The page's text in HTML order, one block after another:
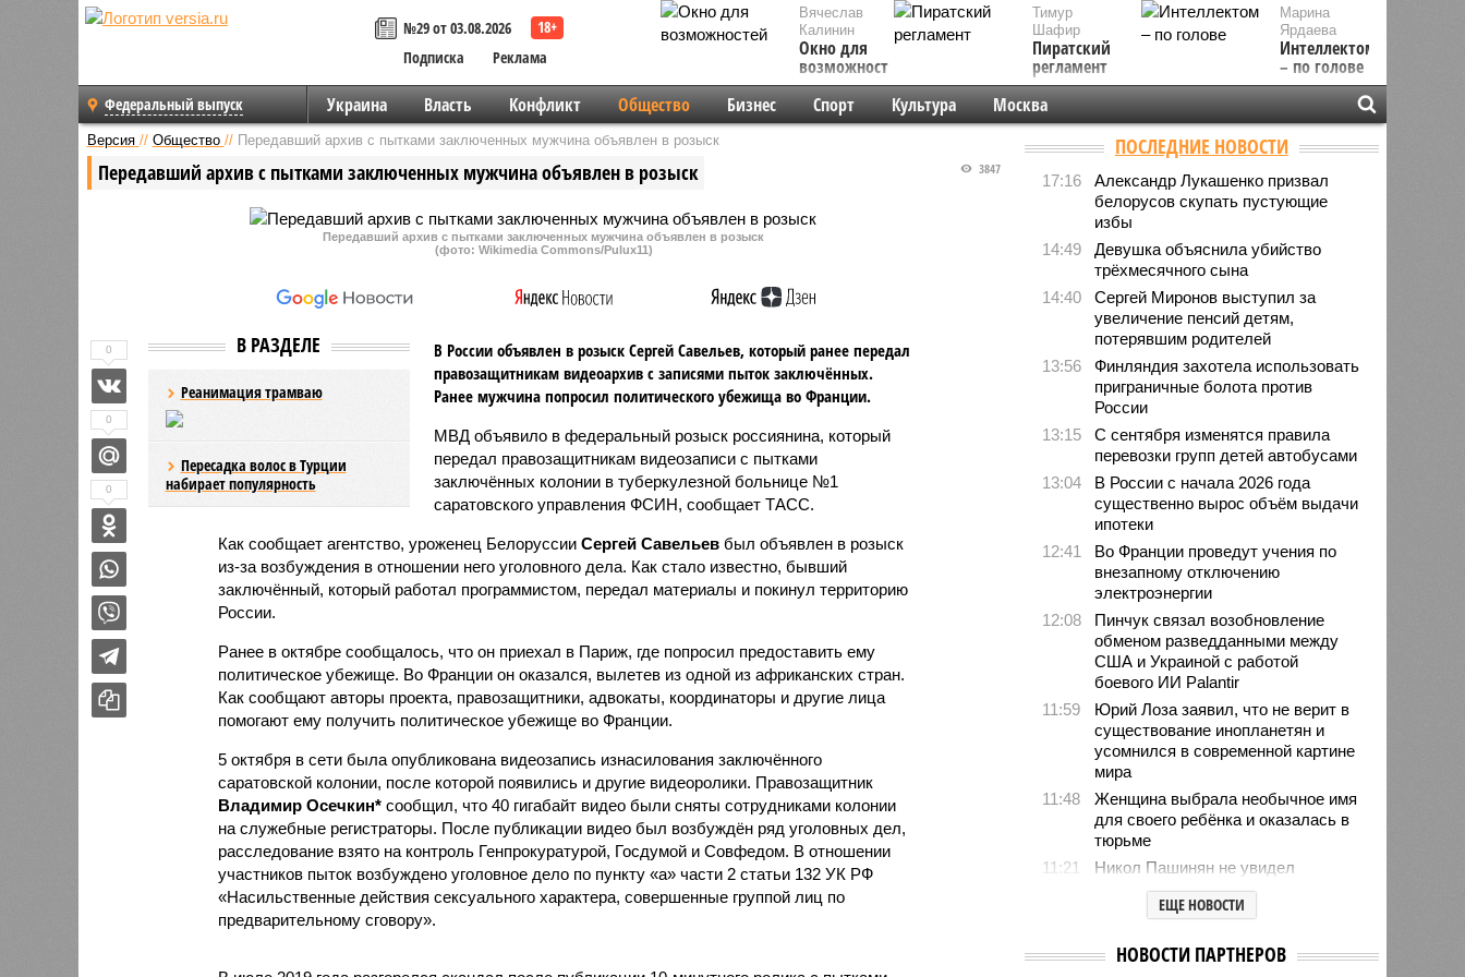
№29 от 03.08.2026
Подписка
Реклама
Вячеслав
Калинин
Окно для
возможностей
Марина
Ярдаева
Интеллектом
– по голове
Тимур
Шафир
Пиратский
регламент
Федеральный выпуск Украина Власть Конфликт Общество Бизнес Спорт Культура Москва
Версия // Общество // Передавший архив с пытками заключенных мужчина объявлен в розыск
Передавший архив с пытками заключенных мужчина объявлен в розыск 3847
Передавший архив с пытками заключенных мужчина объявлен в розыск
(фото: Wikimedia Commons/Pulux11)
В РАЗДЕЛЕ
Реанимация трамваю
Пересадка волос в Турции
набирает популярность
В России объявлен в розыск Сергей Савельев, который ранее передал
правозащитникам видеоархив с записями пыток заключённых.
Ранее мужчина попросил политического убежища во Франции.
МВД объявило в федеральный розыск россиянина, который
передал правозащитникам видеозаписи с пытками
заключённых колонии в туберкулезной больнице №1
саратовского управления ФСИН, сообщает ТАСС.
Как сообщает агентство, уроженец Белоруссии Сергей Савельевбыл объявлен в розыск
из-за возбуждения в отношении него уголовного дела. Как стало известно, бывший
заключённый, который работал программистом, передал материалы и покинул территорию
России.
Ранее в октябре сообщалось, что он приехал в Париж, где попросил предоставить ему
политическое убежище. Во Франции он оказался, вылетев из одной из африканских стран.
Как сообщают авторы проекта, правозащитники, адвокаты, координаторы и другие лица
помогают ему получить политическое убежище во Франции.
5 октября в сети была опубликована видеозапись изнасилования заключённого
саратовской колонии, после которой появились и другие видеоролики. Правозащитник
Владимир Осечкин*сообщил, что 40 гигабайт видео были сняты сотрудниками колонии
на служебные регистраторы. После публикации видео был возбуждён ряд уголовных дел,
расследование взято на контроль Генпрокуратурой, Госдумой и Совфедом. В отношении
участников пыток возбуждено уголовное дело по пункту «а» части 2 статьи 132 УК РФ
«Насильственные действия сексуального характера, совершенные группой лиц по
предварительному сговору».
0
0
0
ПОСЛЕДНИЕ НОВОСТИ
17:16
Александр Лукашенко призвал
белорусов скупать пустующие
избы
14:49
Девушка объяснила убийство
трёхмесячного сына
14:40
Сергей Миронов выступил за
увеличение пенсий детям,
потерявшим родителей
13:56
Финляндия захотела использовать
приграничные болота против
России
13:15
С сентября изменятся правила
перевозки групп детей автобусами
13:04
В России с начала 2026 года
существенно вырос объём выдачи
ипотеки
12:41
Во Франции проведут учения по
внезапному отключению
электроэнергии
12:08
Пинчук связал возобновление
обменом разведданными между
США и Украиной с работой
боевого ИИ Palantir
11:59
Юрий Лоза заявил, что не верит в
существование инопланетян и
усомнился в современной картине
мира
11:48
Женщина выбрала необычное имя
для своего ребёнка и оказалась в
тюрьме
11:21
Никол Пашинян не увидел
готовности Армении к членству в
Москву и Астану назвали
ЕЩЕ НОВОСТИ
НОВОСТИ ПАРТНЕРОВ